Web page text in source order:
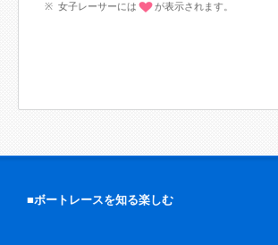
女子レーサーには
が表示されます。
■ボートレースを知る楽しむ